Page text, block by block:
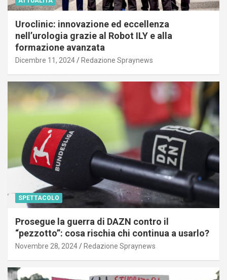
Uroclinic: innovazione ed eccellenza
nell’urologia grazie al Robot ILY e alla
formazione avanzata
Dicembre 11, 2024 Redazione Spraynews
SPETTACOLO
Prosegue la guerra di DAZN contro il
“pezzotto”: cosa rischia chi continua a usarlo?
Novembre 28, 2024 Redazione Spraynews